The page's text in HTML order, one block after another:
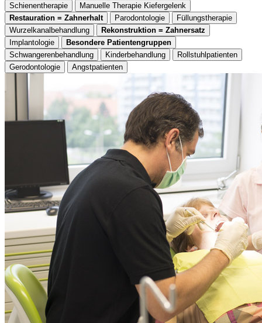
Schienentherapie
Manuelle Therapie Kiefergelenk
Restauration = Zahnerhalt
Parodontologie
Füllungstherapie
Wurzelkanalbehandlung
Rekonstruktion = Zahnersatz
Implantologie
Besondere Patientengruppen
Schwangerenbehandlung
Kinderbehandlung
Rollstuhlpatienten
Gerodontologie
Angstpatienten